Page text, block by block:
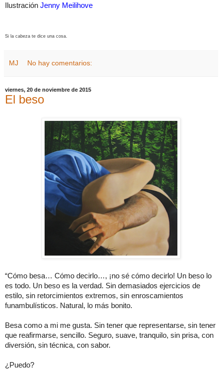
Ilustración Jenny Meilihove
Si la cabeza te dice una cosa.
MJ No hay comentarios:
viernes, 20 de noviembre de 2015
El beso
“Cómo besa… Cómo decirlo…, ¡no sé cómo decirlo! Un beso lo
es todo. Un beso es la verdad. Sin demasiados ejercicios de
estilo, sin retorcimientos extremos, sin enroscamientos
funambulísticos. Natural, lo más bonito.
Besa como a mi me gusta. Sin tener que representarse, sin tener
que reafirmarse, sencillo. Seguro, suave, tranquilo, sin prisa, con
diversión, sin técnica, con sabor.
¿Puedo?